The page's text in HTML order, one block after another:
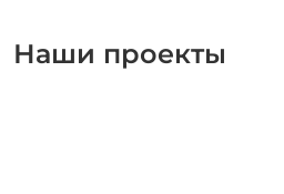
Наши проекты